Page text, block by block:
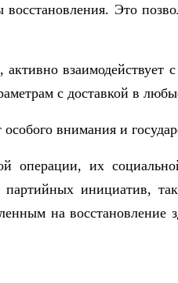
Это
, активно
с доставкой в
внимания и
операции, их
инициатив,
на